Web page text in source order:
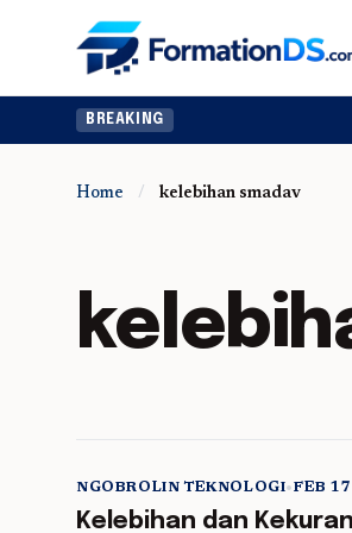
BREAKING
Home / kelebihan smadav
NGOBROLIN TEKNOLOGI•FEB
Kelebihan dan